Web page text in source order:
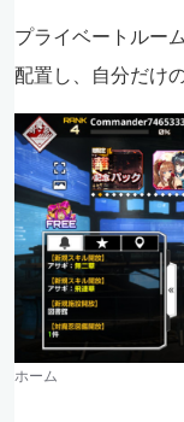
プライベートルー
配置し、自分だけ
ホーム